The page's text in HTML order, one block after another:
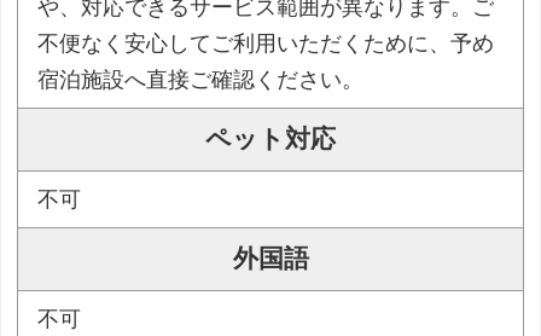
や、対応できるサービス範囲が異なります。ご
不便なく安心してご利用いただくために、予め
宿泊施設へ直接ご確認ください。
ペット対応
不可
外国語
不可